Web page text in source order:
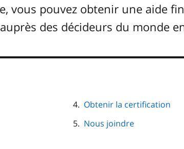
vous pouvez obtenir une aide
des décideurs du monde
Obtenir la certification
Nous joindre